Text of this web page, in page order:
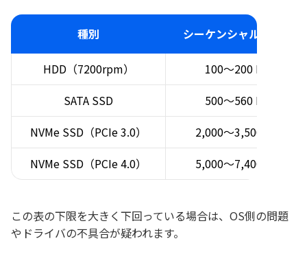
種別 シーケンシャル読み込み
HDD（7200rpm）
100〜200 MB/s
SATA SSD
500〜560 MB/s
NVMe SSD（PCIe 3.0）
2,000〜3,500 MB/s
NVMe SSD（PCIe 4.0）
5,000〜7,400 MB/s
この表の下限を大きく下回っている場合は、OS側の問題
やドライバの不具合が疑われます。